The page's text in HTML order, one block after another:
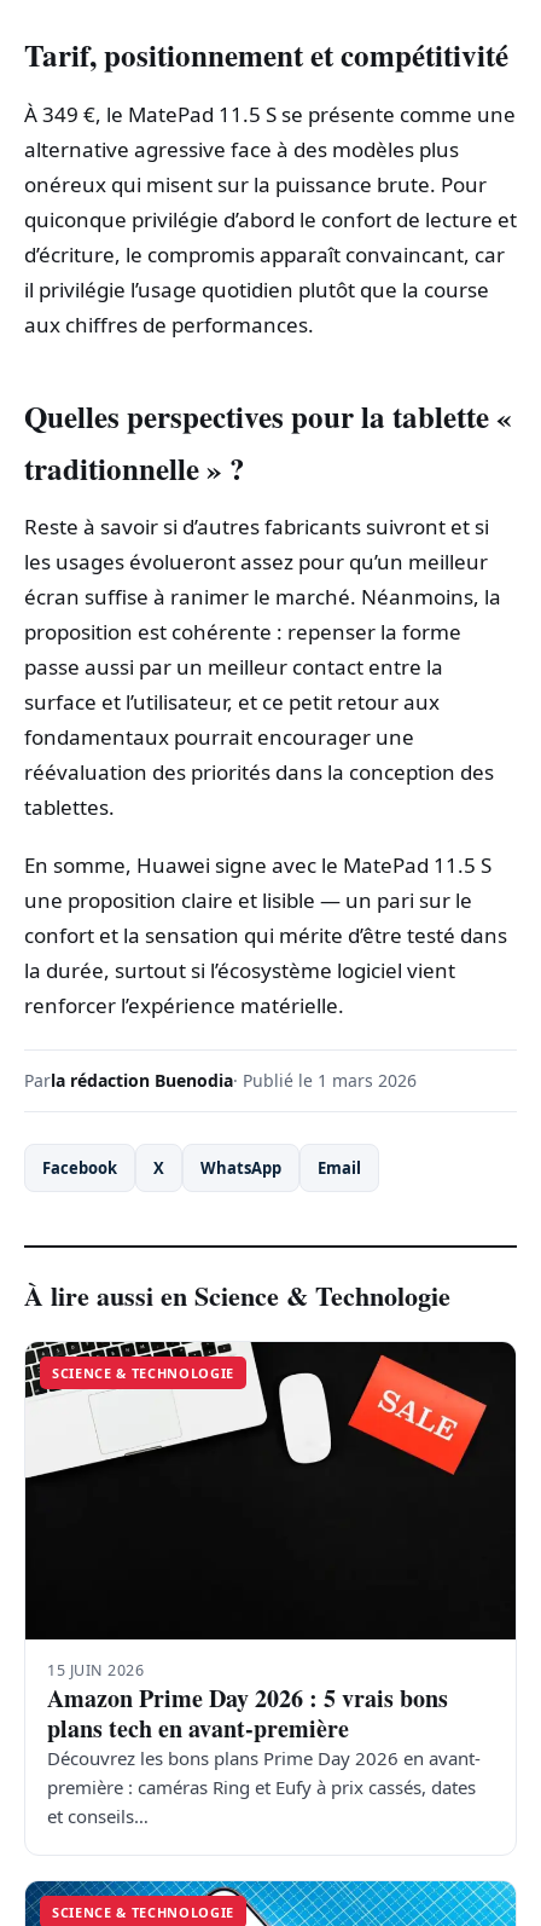
Tarif, positionnement et compétitivité
À 349 €, le MatePad 11.5 S se présente comme une
alternative agressive face à des modèles plus
onéreux qui misent sur la puissance brute. Pour
quiconque privilégie d’abord le confort de lecture et
d’écriture, le compromis apparaît convaincant, car
il privilégie l’usage quotidien plutôt que la course
aux chiffres de performances.
Quelles perspectives pour la tablette «
traditionnelle » ?
Reste à savoir si d’autres fabricants suivront et si
les usages évolueront assez pour qu’un meilleur
écran suffise à ranimer le marché. Néanmoins, la
proposition est cohérente : repenser la forme
passe aussi par un meilleur contact entre la
surface et l’utilisateur, et ce petit retour aux
fondamentaux pourrait encourager une
réévaluation des priorités dans la conception des
tablettes.
En somme, Huawei signe avec le MatePad 11.5 S
une proposition claire et lisible — un pari sur le
confort et la sensation qui mérite d’être testé dans
la durée, surtout si l’écosystème logiciel vient
renforcer l’expérience matérielle.
Parla rédaction Buenodia· Publié le 1 mars 2026
Facebook X WhatsApp Email
À lire aussi en Science & Technologie
SCIENCE & TECHNOLOGIE
15 JUIN 2026
Amazon Prime Day 2026 : 5 vrais bons
plans tech en avant-première
Découvrez les bons plans Prime Day 2026 en avant-
première : caméras Ring et Eufy à prix cassés, dates
et conseils…
SCIENCE & TECHNOLOGIE